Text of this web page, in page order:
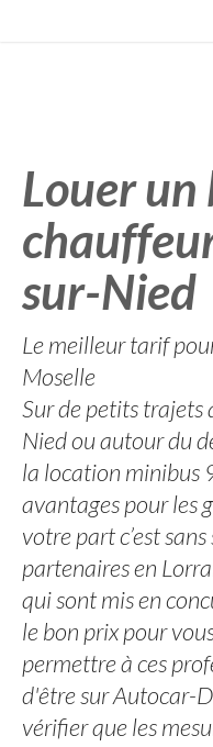
Louer un
sur-Nied
Le meilleur tarif
Moselle
Sur de petits
Nied ou autour du
la location minibus
avantages pour les
votre part c’est
partenaires en
qui sont mis en
le bon prix pour
permettre à ces
d'être sur Autocar-
vérifier que les